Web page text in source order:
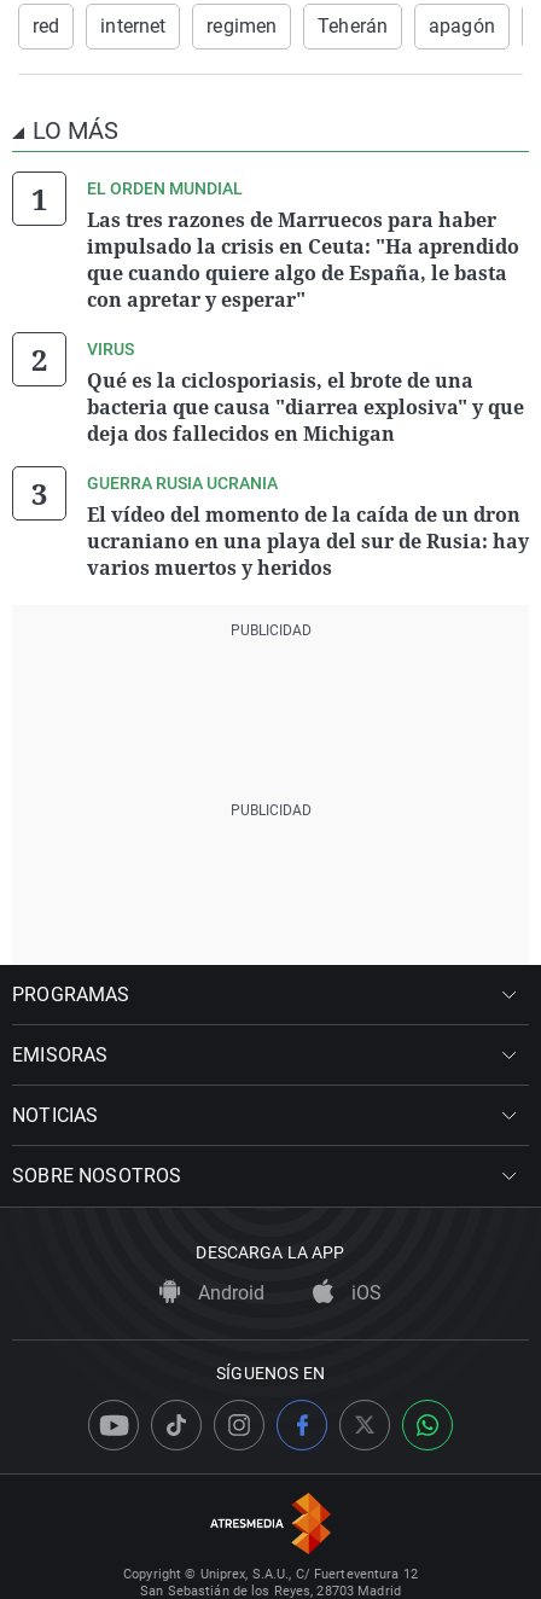
red internet regimen Teherán apagón
LO MÁS
EL ORDEN MUNDIAL
Las tres razones de Marruecos para haber
impulsado la crisis en Ceuta: "Ha aprendido
que cuando quiere algo de España, le basta
con apretar y esperar"
VIRUS
Qué es la ciclosporiasis, el brote de una
bacteria que causa "diarrea explosiva" y que
deja dos fallecidos en Michigan
GUERRA RUSIA UCRANIA
El vídeo del momento de la caída de un dron
ucraniano en una playa del sur de Rusia: hay
varios muertos y heridos
PROGRAMAS
EMISORAS
NOTICIAS
SOBRE NOSOTROS
DESCARGA LA APP
Android iOS
SÍGUENOS EN
Copyright © Uniprex, S.A.U., C/ Fuerteventura 12
San Sebastián de los Reyes, 28703 Madrid